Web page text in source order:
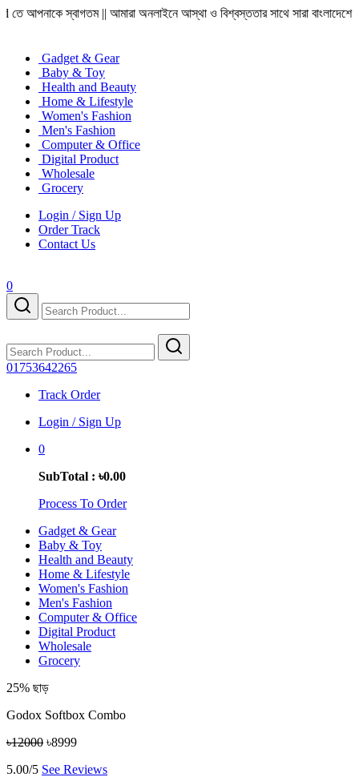
|| আমারা অনলাইনে আস্থা ও বিশ্বস্ততার সাথে সারা বাংলাদেশে হোম ডেলিভারী
Gadget & Gear
Baby & Toy
Health and Beauty
Home & Lifestyle
Women's Fashion
Men's Fashion
Computer & Office
Digital Product
Wholesale
Grocery
Login / Sign Up
Order Track
Contact Us
0
01753642265
Track Order
Login / Sign Up
0
SubTotal : ৳0.00
Process To Order
Gadget & Gear
Baby & Toy
Health and Beauty
Home & Lifestyle
Women's Fashion
Men's Fashion
Computer & Office
Digital Product
Wholesale
Grocery
25% ছাড়
Godox Softbox Combo
৳12000 ৳8999
5.00/5 See Reviews